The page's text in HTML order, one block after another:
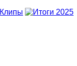
Клипы